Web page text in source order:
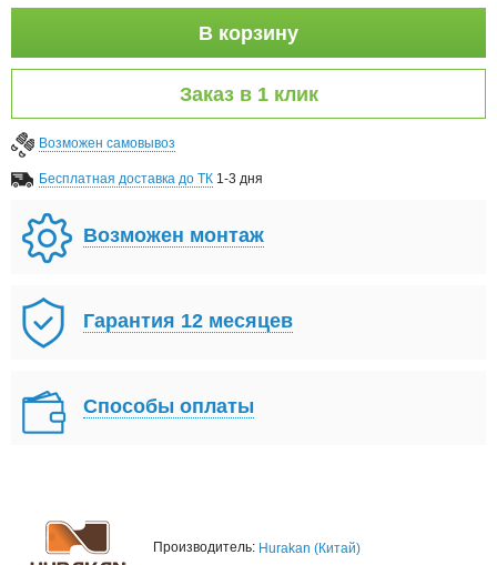
В корзину
Заказ в 1 клик
Возможен самовывоз
Бесплатная доставка до ТК 1-3 дня
Возможен монтаж
Гарантия 12 месяцев
Способы оплаты
Производитель: Hurakan (Китай)